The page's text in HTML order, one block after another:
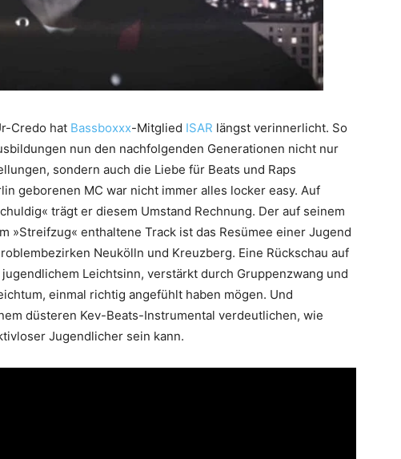
Credo hat Bassboxxx-Mitglied ISAR längst verinnerlicht. So
nun den nachfolgenden Generationen nicht nur
sondern auch die Liebe für Beats und Raps
geborenen MC war nicht immer alles locker easy. Auf
trägt er diesem Umstand Rechnung. Der auf seinem
»Streifzug« enthaltene Track ist das Resümee einer Jugend
Neukölln und Kreuzberg. Eine Rückschau auf
Leichtsinn, verstärkt durch Gruppenzwang und
einmal richtig angefühlt haben mögen. Und
düsteren Kev-Beats-Instrumental verdeutlichen, wie
Jugendlicher sein kann.